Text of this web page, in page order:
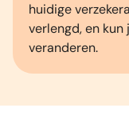
huidige
verlengd, en
veranderen.